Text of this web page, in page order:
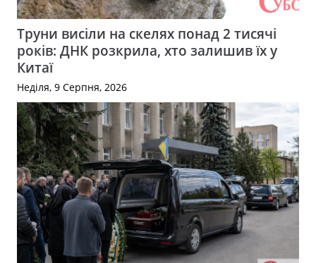
Труни висіли на скелях понад 2 тисячі
років: ДНК розкрила, хто залишив їх у
Китаї
Неділя, 9 Серпня, 2026